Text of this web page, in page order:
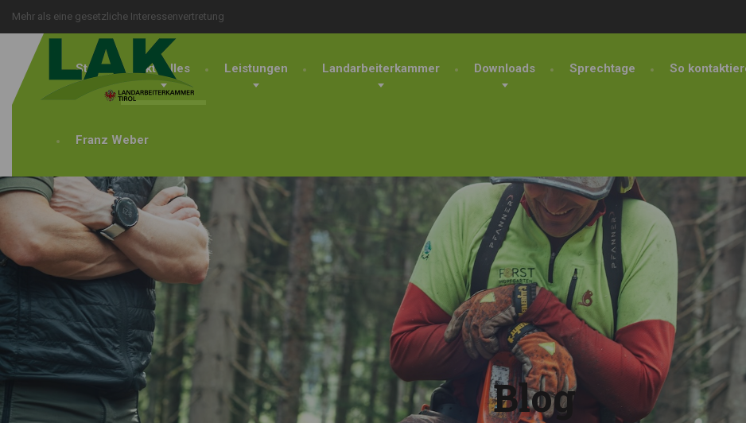
Mehr als eine gesetzliche Interessenvertretung
Start Aktuelles Leistungen Landarbeiterkammer Downloads Sprechtage So
Franz Weber
Blog